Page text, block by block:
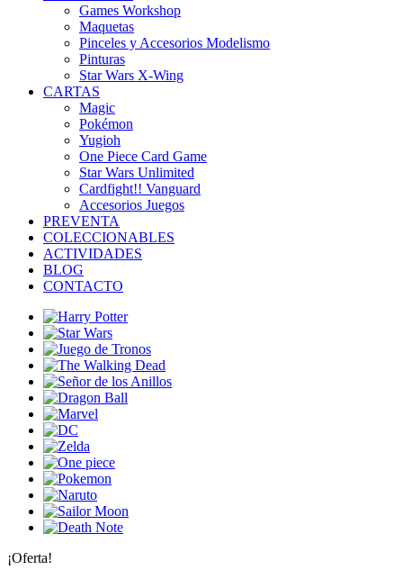
Games Workshop
Maquetas
Pinceles y Accesorios Modelismo
Pinturas
Star Wars X-Wing
CARTAS
Magic
Pokémon
Yugioh
One Piece Card Game
Star Wars Unlimited
Cardfight!! Vanguard
Accesorios Juegos
PREVENTA
COLECCIONABLES
ACTIVIDADES
BLOG
CONTACTO
¡Oferta!